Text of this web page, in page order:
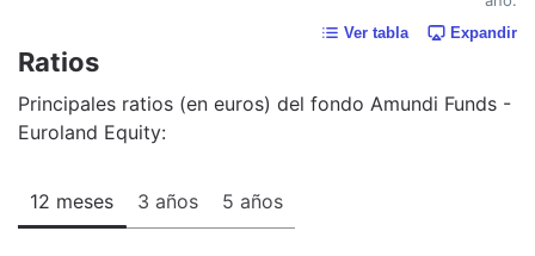
Ver tabla Expandir
Ratios
Principales ratios (en euros) del fondo Amundi Funds -
Euroland Equity:
12 meses 3 años 5 años